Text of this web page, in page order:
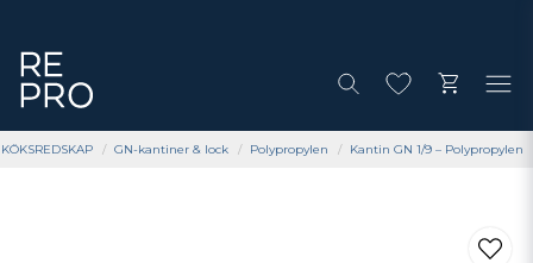
GN-kantiner & lock Polypropylen Kantin GN 1/9 – Polypropylen